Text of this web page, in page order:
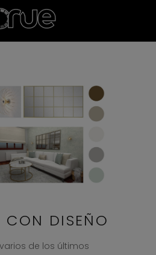
CON DISEÑO
de los últimos